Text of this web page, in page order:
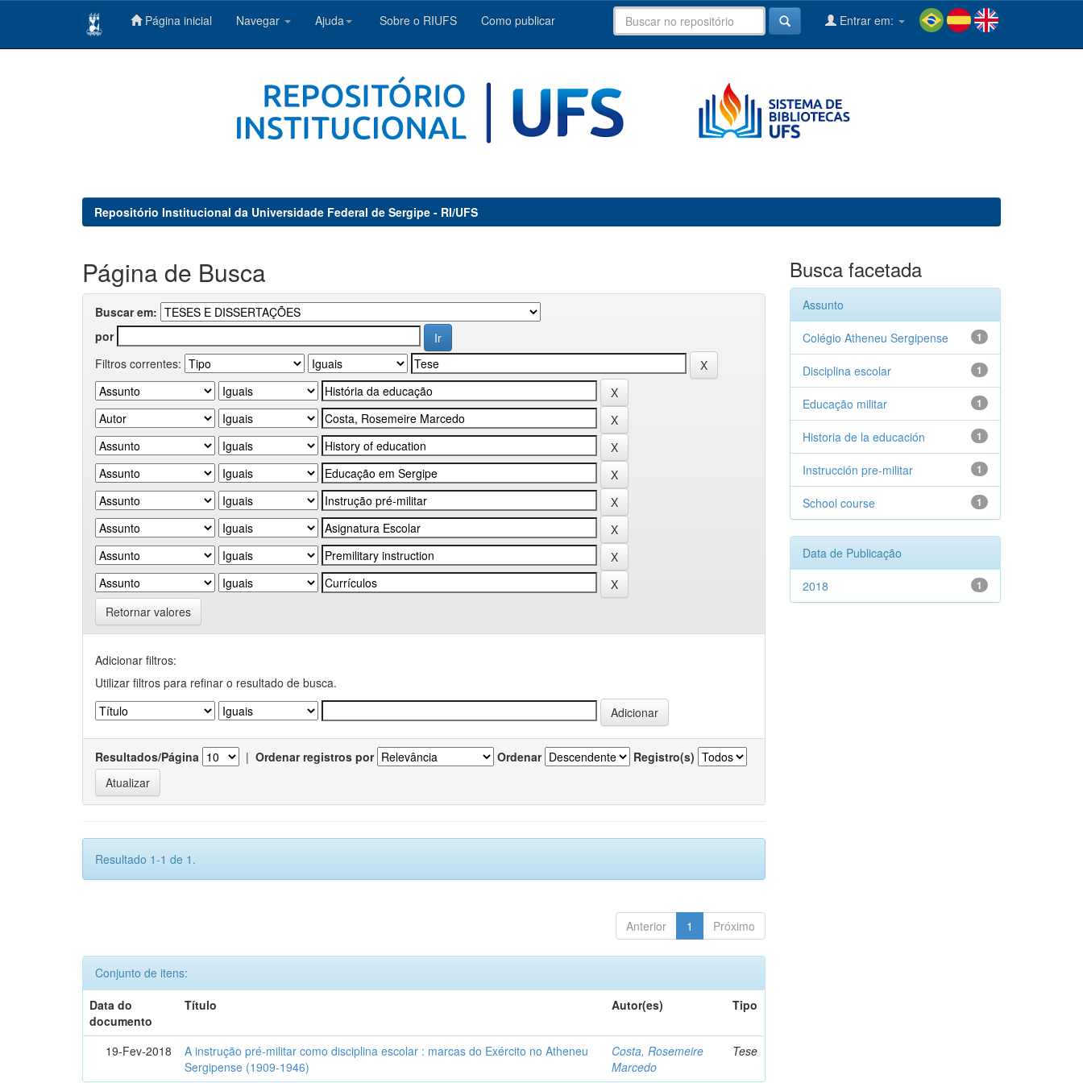
Página inicial Navegar Ajuda Sobre o RIUFS Como publicar Entrar em:
Repositório Institucional da Universidade Federal de Sergipe - RI/UFS
Página de Busca
Buscar em:
por
Filtros correntes:
Retornar valores
Adicionar filtros:
Utilizar filtros para refinar o resultado de busca.
Resultados/Página | Ordenar registros por Ordenar Registro(s)
Resultado 1-1 de 1.
Anterior 1 Próximo
Conjunto de itens:
Data do
documento
Título Autor(es) Tipo
19-Fev-2018
A instrução pré-militar como disciplina escolar : marcas do Exército no Atheneu
Sergipense (1909-1946)
Costa, Rosemeire
Marcedo
Tese
Busca facetada
Assunto
1
Colégio Atheneu Sergipense
1
Disciplina escolar
1
Educação militar
1
Historia de la educación
1
Instrucción pre-militar
1
School course
Data de Publicação
1
2018